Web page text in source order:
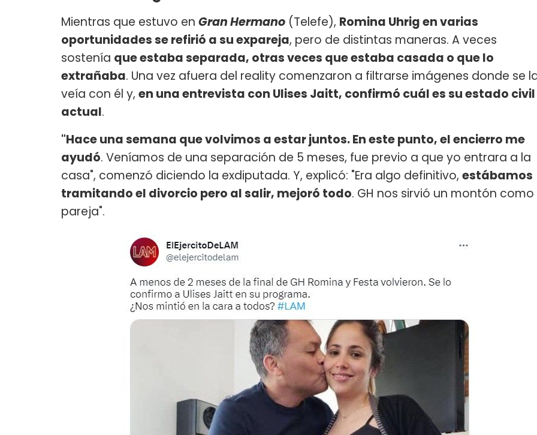
Mientras que estuvo en Gran Hermano (Telefe), Romina Uhrig en varias
oportunidades se refirió a su expareja, pero de distintas maneras. A veces
sostenía que estaba separada, otras veces que estaba casada o que lo
extrañaba. Una vez afuera del reality comenzaron a filtrarse imágenes donde se
veía con él y, en una entrevista con Ulises Jaitt, confirmó cuál es su estado civil
actual.
"Hace una semana que volvimos a estar juntos. En este punto, el encierro me
ayudó. Veníamos de una separación de 5 meses, fue previo a que yo entrara a la
casa", comenzó diciendo la exdiputada. Y, explicó: "Era algo definitivo, estábamos
tramitando el divorcio pero al salir, mejoró todo. GH nos sirvió un montón como
pareja".